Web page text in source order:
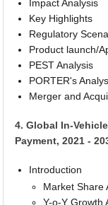
Impact Analysis
Key Highlights
Regulatory
Product launch/
PEST Analysis
PORTER's
Merger and
4. Global In-
Payment, 2021 -
Introduction
Market Share
Y-o-Y Growth